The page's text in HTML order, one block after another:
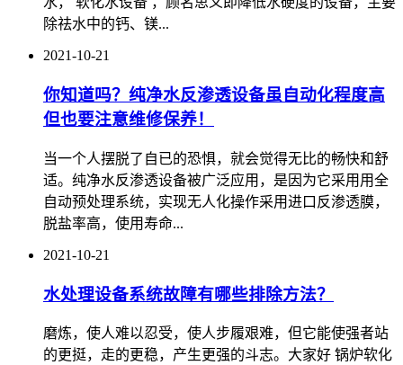
除祛水中的钙、镁...
2021-10-21
你知道吗？纯净水反渗透设备虽自动化程度高
但也要注意维修保养！
当一个人摆脱了自已的恐惧，就会觉得无比的畅快和舒
适。纯净水反渗透设备被广泛应用，是因为它采用用全
自动预处理系统，实现无人化操作采用进口反渗透膜，
脱盐率高，使用寿命...
2021-10-21
水处理设备系统故障有哪些排除方法？
磨炼，使人难以忍受，使人步履艰难，但它能使强者站
的更挺，走的更稳，产生更强的斗志。大家好 锅炉软化